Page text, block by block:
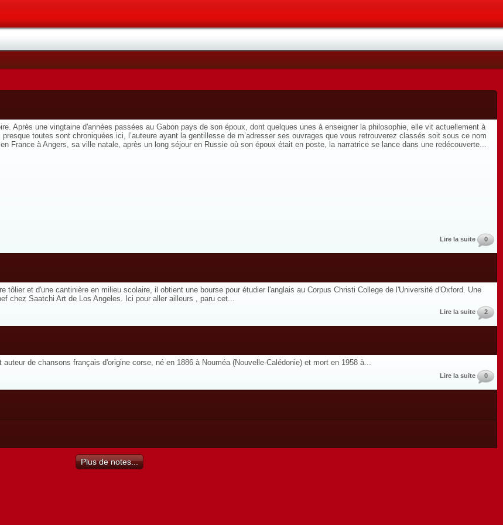
Après une vingtaine d'années passées au Gabon pays de son époux, dont quelques unes à enseigner la philosophie, elle vit actuellement à
toutes sont chroniquées ici, l’auteure ayant la gentillesse de m’adresser ses ouvrages que vous retrouverez classés soit sous ce nom
France à Angers, sa ville natale, après un long séjour en Russie où son époux était en poste, la narratrice se lance dans une redécouverte...
Lire la suite 0
et d'une cantinière en milieu scolaire, il obtient une bourse pour étudier l'anglais au Corpus Christi College de l'Université d'Oxford. Une
chez Saatchi Art de Los Angeles. Ici pour aller ailleurs , paru cet...
Lire la suite 2
de chansons français d'origine corse, né en 1886 à Nouméa (Nouvelle-Calédonie) et mort en 1958 à...
Lire la suite 0
Plus de notes...